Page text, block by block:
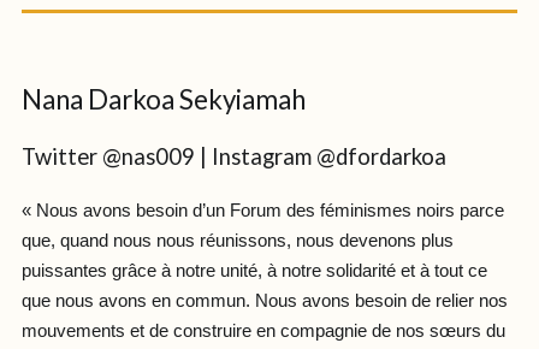
Nana Darkoa Sekyiamah
Twitter @nas009 | Instagram @dfordarkoa
« Nous avons besoin d’un Forum des féminismes noirs parce
que, quand nous nous réunissons, nous devenons plus
puissantes grâce à notre unité, à notre solidarité et à tout ce
que nous avons en commun. Nous avons besoin de relier nos
mouvements et de construire en compagnie de nos sœurs du